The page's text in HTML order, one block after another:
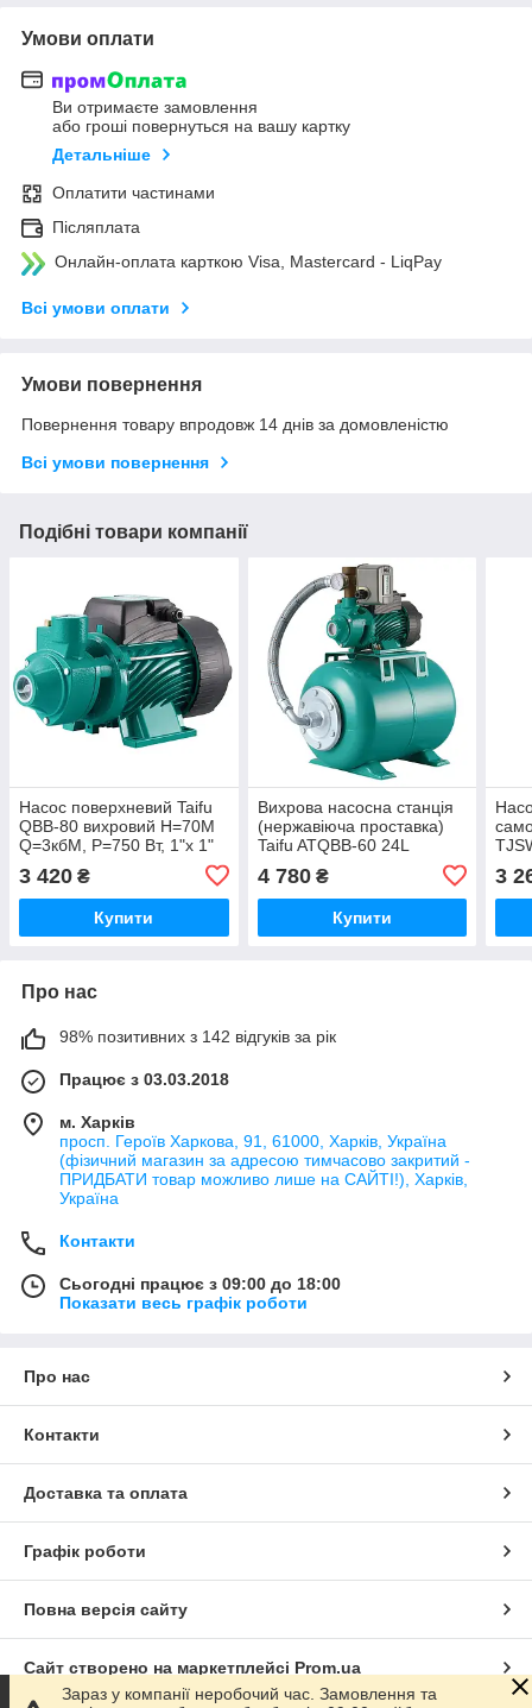
Умови оплати
Ви отримаєте замовлення
або гроші повернуться на вашу картку
Детальніше
Оплатити частинами
Післяплата
Онлайн-оплата карткою Visa, Mastercard - LiqPay
Всі умови оплати
Умови повернення
Повернення товару впродовж 14 днів за домовленістю
Всі умови повернення
Подібні товари компанії
Насос поверхневий Taifu
QBB-80 вихровий Н=70М
Q=3кбМ, P=750 Вт, 1"x 1"
3 420 ₴
Купити
Вихрова насосна станція
(нержавіюча проставка)
Taifu ATQBB-60 24L
Н=35М, Q=2,4кбМ, P=370
Вт, 1"x1" (TF0067)
4 780₴
Купити
Вт,
3
Про нас
98% позитивних з 142 відгуків за рік
Працює з 03.03.2018
м. Харків
просп. Героїв Харкова, 91, 61000, Харків, Україна
(фізичний магазин за адресою тимчасово закритий -
ПРИДБАТИ товар можливо лише на САЙТІ!), Харків,
Україна
Контакти
Сьогодні працює з 09:00 до 18:00
Показати весь графік роботи
Про нас
Контакти
Доставка та оплата
Графік роботи
Повна версія сайту
Сайт створено на маркетплейсі Prom.ua
Зараз у компанії неробочий час. Замовлення та